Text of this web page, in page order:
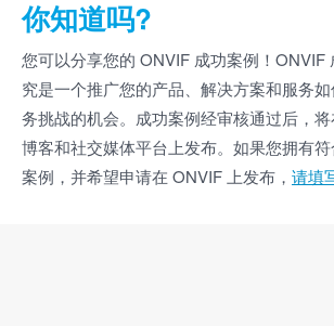
你知道吗?
您可以分享您的 ONVIF 成功案例！ONVIF
究是一个推广您的产品、解决方案和服务
务挑战的机会。成功案例经审核通过后，将
博客和社交媒体平台上发布。如果您拥有
案例，并希望申请在 ONVIF 上发布， 请填